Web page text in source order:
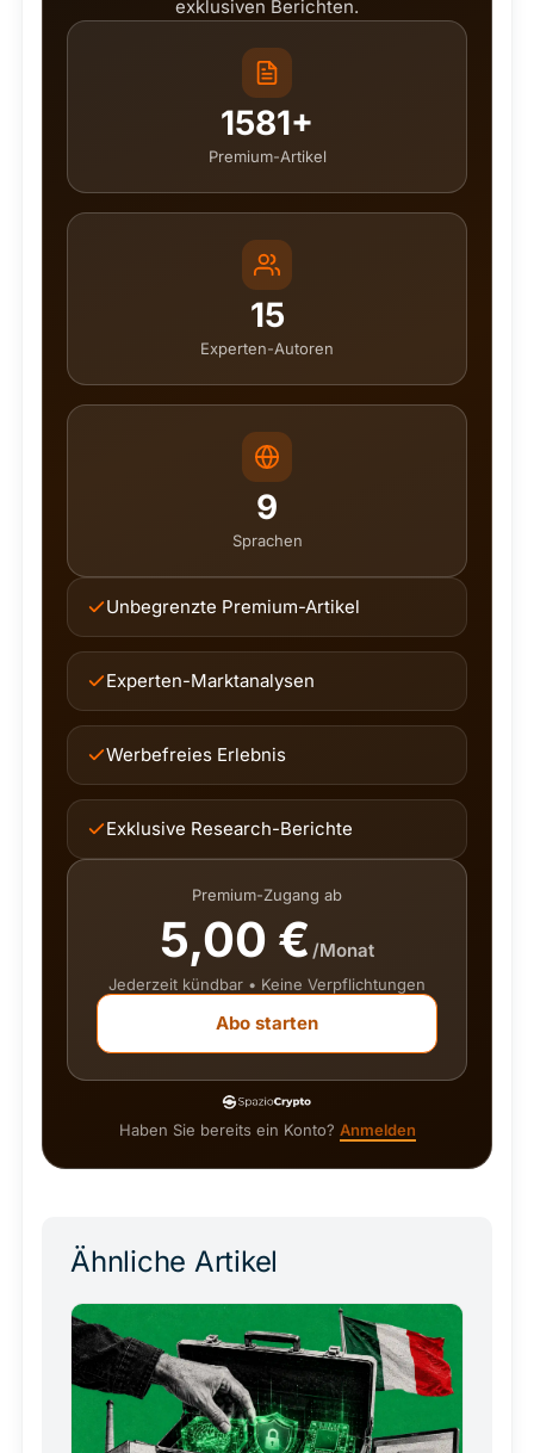
exklusiven Berichten.
1581+
Premium-Artikel
15
Experten-Autoren
9
Sprachen
Unbegrenzte Premium-Artikel
Experten-Marktanalysen
Werbefreies Erlebnis
Exklusive Research-Berichte
Premium-Zugang ab
5,00 € /Monat
Jederzeit kündbar • Keine Verpflichtungen
Abo starten
Haben Sie bereits ein Konto? Anmelden
Ähnliche Artikel